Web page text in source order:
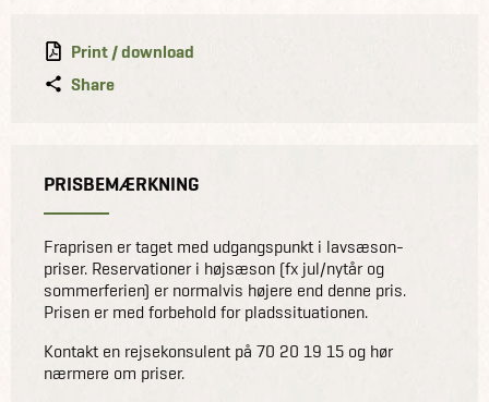
Print / download
Share
PRISBEMÆRKNING
Fraprisen er taget med udgangspunkt i lavsæson-
priser. Reservationer i højsæson (fx jul/nytår og
sommerferien) er normalvis højere end denne pris.
Prisen er med forbehold for pladssituationen.
Kontakt en rejsekonsulent på 70 20 19 15 og hør
nærmere om priser.